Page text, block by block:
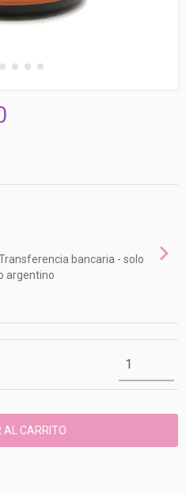
bancaria - solo
argentino